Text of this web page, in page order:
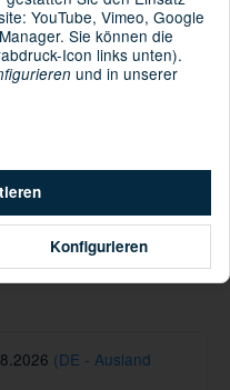
(DE - Ausland
Konfigurieren
YouTube, Vimeo, Google
Sie können die
Icon links unten).
und in unserer